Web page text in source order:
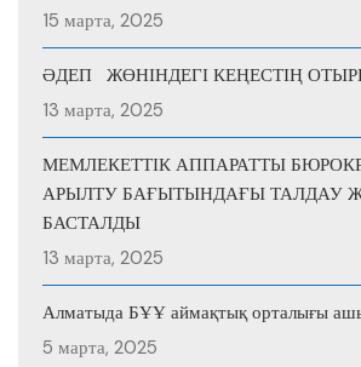
15 марта, 2025
ӘДЕП ЖӨНІНДЕГІ КЕҢЕСТІҢ
13 марта, 2025
МЕМЛЕКЕТТІК АППАРАТТЫ
АРЫЛТУ БАҒЫТЫНДАҒЫ ТАЛДАУ
БАСТАЛДЫ
13 марта, 2025
Алматыда БҰҰ аймақтық орталығы
5 марта, 2025